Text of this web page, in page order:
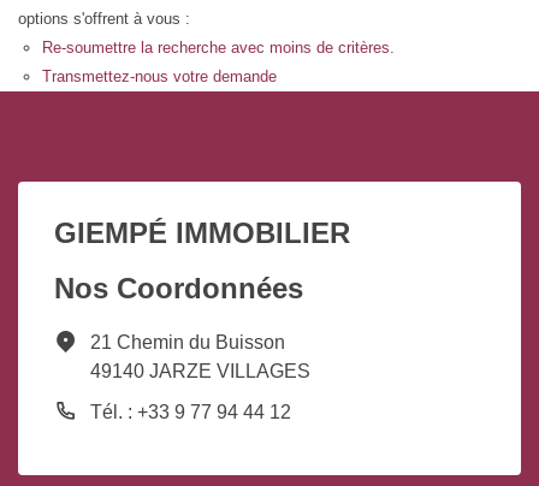
options s'offrent à vous :
Re-soumettre la recherche avec moins de critères.
Transmettez-nous votre demande
GIEMPÉ IMMOBILIER
Nos Coordonnées
21 Chemin du Buisson
49140 JARZE VILLAGES
Tél. : +33 9 77 94 44 12